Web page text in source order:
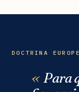
DOCTRINA
Para